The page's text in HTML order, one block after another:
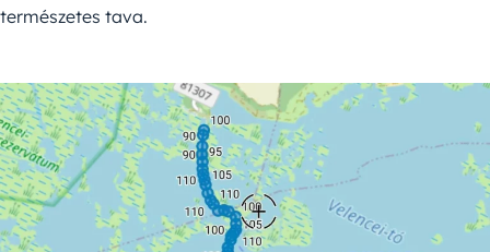
természetes tava.